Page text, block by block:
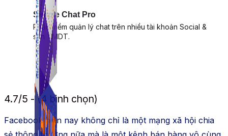
Simple Chat Pro
Phần mềm quản lý chat trên nhiều tài khoản Social &
sàn TMDT.
4.7/5 - (4 bình chọn)
Facebook hiện nay không chỉ là một mạng xã hội chia